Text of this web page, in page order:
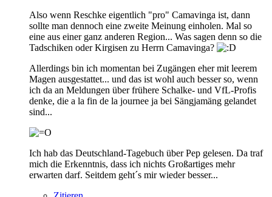
Also wenn Reschke eigentlich "pro" Camavinga ist, dann
sollte man dennoch eine zweite Meinung einholen. Mal so
eine aus einer ganz anderen Region... Was sagen denn so die
Tadschiken oder Kirgisen zu Herrn Camavinga?
Allerdings bin ich momentan bei Zugängen eher mit leerem
Magen ausgestattet... und das ist wohl auch besser so, wenn
ich da an Meldungen über frühere Schalke- und VfL-Profis
denke, die a la fin de la journee ja bei Sängjamäng gelandet
sind...
Ich hab das Deutschland-Tagebuch über Pep gelesen. Da traf
mich die Erkenntnis, dass ich nichts Großartiges mehr
erwarten darf. Seitdem geht´s mir wieder besser...